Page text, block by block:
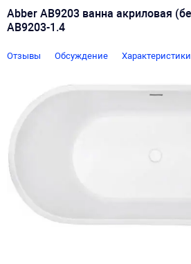
Abber AB9203 ванна акриловая
AB9203-1.4
Отзывы Обсуждение Характеристики